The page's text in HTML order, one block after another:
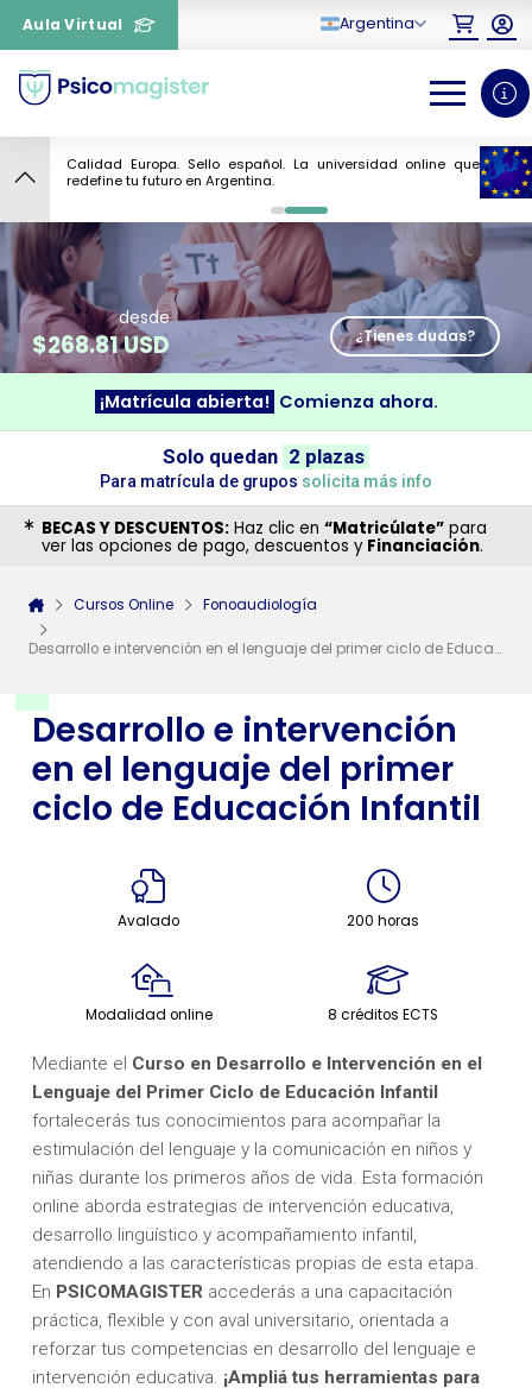
Aula Virtual Argentina
Calidad Europa. Sello español. La universidad online que
redefine tu futuro en Argentina.
0 1
Desarrollo e intervención
en el lenguaje del primer
ciclo de Educación Infantil
Avalado 200 horas
Modalidad online 8 créditos ECTS
Mediante el Curso en Desarrollo e Intervención en el
Lenguaje del Primer Ciclo de Educación Infantil
fortalecerás tus conocimientos para acompañar la
estimulación del lenguaje y la comunicación en niños y
niñas durante los primeros años de vida. Esta formación
online aborda estrategias de intervención educativa,
desarrollo lingüístico y acompañamiento infantil,
atendiendo a las características propias de esta etapa.
En PSICOMAGISTERaccederás a una capacitación
práctica, flexible y con aval universitario, orientada a
reforzar tus competencias en desarrollo del lenguaje e
intervención educativa. ¡Ampliá tus herramientas para
4
desde
$268.81 USD ¿Tienes dudas?
¡Matrícula abierta! Comienza ahora.
Solo quedan 2 plazas
Para matrícula de grupos solicita más info
BECAS Y DESCUENTOS: Haz clic en “Matricúlate” para
ver las opciones de pago, descuentos y Financiación.
Cursos Online Fonoaudiología
Desarrollo e intervención en el lenguaje del primer ciclo de Educación Infantil
¿Necesitas más información
sobre un curso?